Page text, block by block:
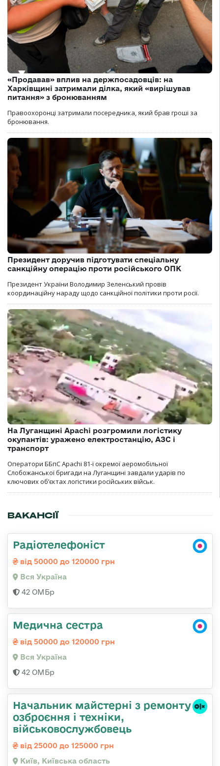
«Продавав» вплив на держпосадовців: на
Харківщині затримали ділка, який «вирішував
питання» з бронюванням
Правоохоронці затримали посередника, який брав гроші за
бронювання.
Президент доручив підготувати спеціальну
санкційну операцію проти російського ОПК
Президент України Володимир Зеленський провів
координаційну нараду щодо санкційної політики проти росії.
На Луганщині Apachi розгромили логістику
окупантів: уражено електростанцію, АЗС і
транспорт
Оператори ББпС Apachi 81-ї окремої аеромобільної
Слобожанської бригади на Луганщині завдали ударів по
ключових об’єктах логістики російських військ.
ВАКАНСІЇ
Радіотелефоніст
від 50000 до 120000 грн
Вся Україна
42 ОМБр
Медична сестра
від 50000 до 120000 грн
Вся Україна
42 ОМБр
Начальник майстеpні з ремонту
озбpоєння і техніки,
військовослужбовець
від 25000 до 125000 грн
Київ, Київська область